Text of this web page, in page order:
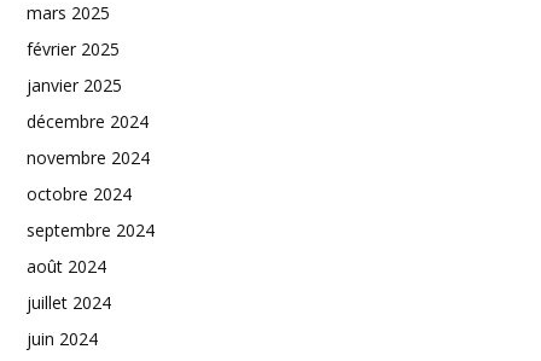
mars 2025
février 2025
janvier 2025
décembre 2024
novembre 2024
octobre 2024
septembre 2024
août 2024
juillet 2024
juin 2024